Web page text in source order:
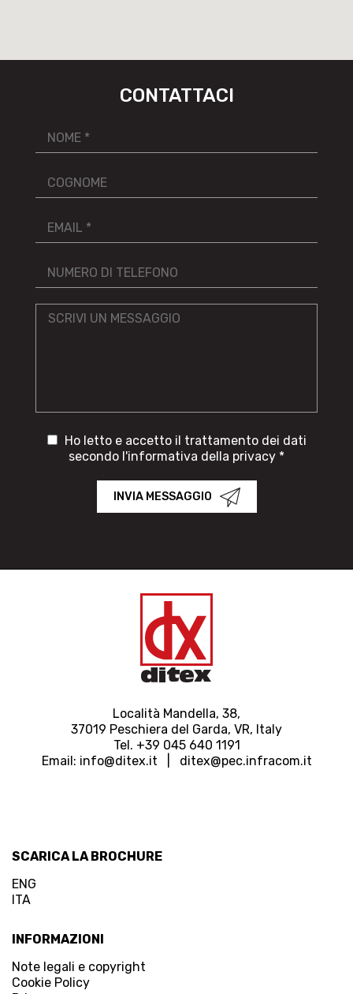
CONTATTACI
Ho letto e accetto il trattamento dei dati
secondo l'informativa della privacy *
INVIA MESSAGGIO
Località Mandella, 38,
37019 Peschiera del Garda, VR, Italy
Tel. +39 045 640 1191
Email: info@ditex.it | ditex@pec.infracom.it
SCARICA LA BROCHURE
ENG
ITA
INFORMAZIONI
Note legali e copyright
Cookie Policy